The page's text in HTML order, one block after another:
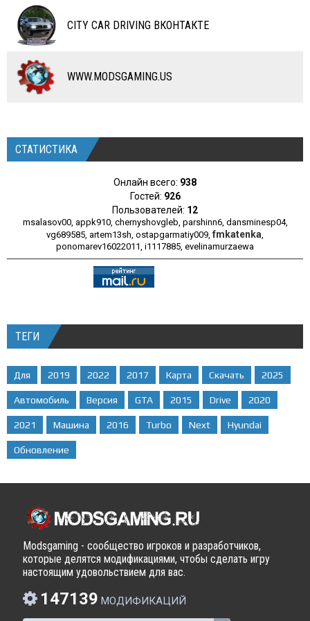
ЧИТЫ
ПРОГРАММЫ
РАЗНОЕ
CITY CAR DRIVING ВКОНТАКТЕ
WWW.MODSGAMING.US
СТАТИСТИКА
Онлайн всего: 938
Гостей: 926
Пользователей: 12
msalasov00, appk910, chernyshovgleb, parshinn6, dansminesp04,
vg689585, artem13sh, ostapgarmatiy009, fmkatenka,
ponomarev16022011, i1117885, evelinamurzaewa
ТЕГИ
Для 2019 2022 2017 Карта Скачать 2025
Автомобиль Версия GTA 2015 Drive 2020
2021 Машина 2016 Turbo Next Hyundai
Обновление
Modsgaming - сообщество игроков и разработчиков,
которые делятся модификациями, чтобы сделать игру
настоящим удовольствием для вас.
147139 МОДИФИКАЦИЙ